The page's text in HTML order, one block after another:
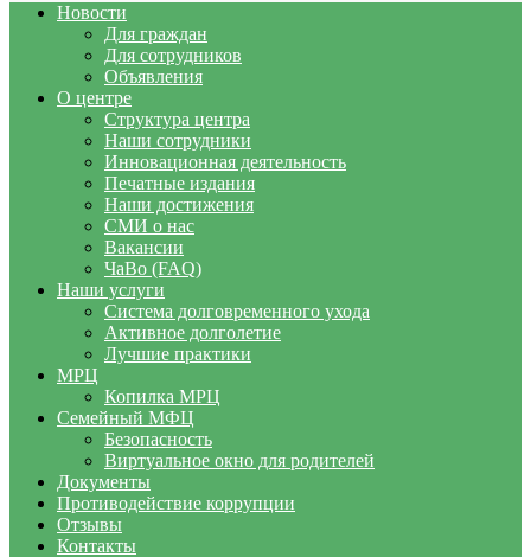
Новости
Для граждан
Для сотрудников
Объявления
О центре
Структура центра
Наши сотрудники
Инновационная деятельность
Печатные издания
Наши достижения
СМИ о нас
Вакансии
ЧаВо (FAQ)
Наши услуги
Система долговременного ухода
Активное долголетие
Лучшие практики
МРЦ
Копилка МРЦ
Семейный МФЦ
Безопасность
Виртуальное окно для родителей
Документы
Противодействие коррупции
Отзывы
Контакты